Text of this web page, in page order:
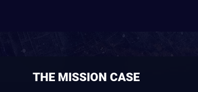
THE MISSION CASE